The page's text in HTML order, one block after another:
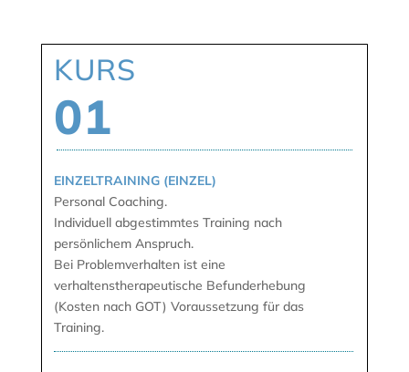
KURS
01
EINZELTRAINING (EINZEL)
Personal Coaching.
Individuell abgestimmtes Training nach
persönlichem Anspruch.
Bei Problemverhalten ist eine
verhaltenstherapeutische Befunderhebung
(Kosten nach GOT) Voraussetzung für das
Training.